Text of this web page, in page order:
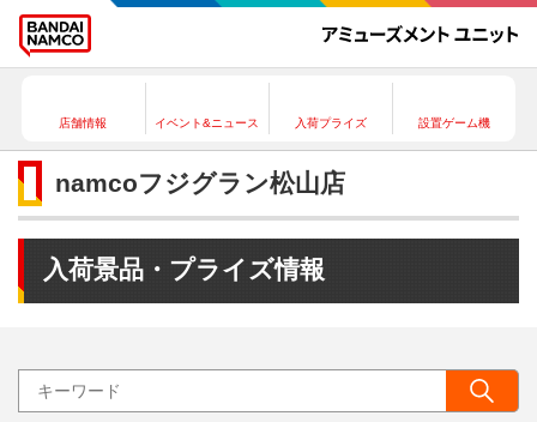
店舗情報 イベント&ニュース 入荷プライズ 設置ゲーム機
namcoフジグラン松山店
入荷景品・プライズ情報